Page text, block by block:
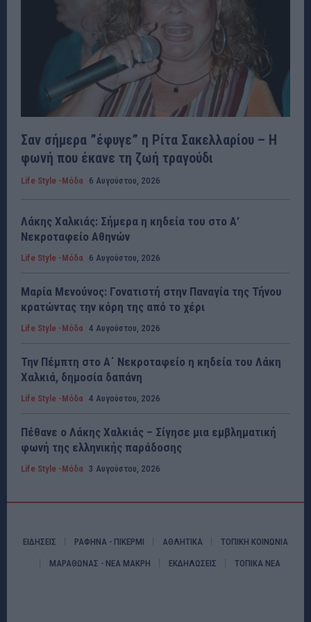
Σαν σήμερα ”έφυγε” η Ρίτα Σακελλαρίου – Η
φωνή που έκανε τη ζωή τραγούδι
Life Style -Μόδα 6 Αυγούστου, 2026
Λάκης Χαλκιάς: Σήμερα η κηδεία του στο Α’
Νεκροταφείο Αθηνών
Life Style -Μόδα 6 Αυγούστου, 2026
Μαρία Μενούνος: Γονατιστή στην Παναγία της Τήνου
κρατώντας την κόρη της από το χέρι
Life Style -Μόδα 4 Αυγούστου, 2026
Την Πέμπτη στο Α΄ Νεκροταφείο η κηδεία του Λάκη
Χαλκιά, δημοσία δαπάνη
Life Style -Μόδα 4 Αυγούστου, 2026
Πέθανε ο Λάκης Χαλκιάς – Σίγησε μια εμβληματική
φωνή της ελληνικής παράδοσης
Life Style -Μόδα 3 Αυγούστου, 2026
ΕΙΔΗΣΕΙΣ ΡΑΦΗΝΑ - ΠΙΚΕΡΜΙ ΑΘΛΗΤΙΚΑ ΤΟΠΙΚΗ ΚΟΙΝΩΝΙΑ
ΜΑΡΑΘΩΝΑΣ - ΝΕΑ ΜΑΚΡΗ ΕΚΔΗΛΩΣΕΙΣ ΤΟΠΙΚΑ ΝΕΑ